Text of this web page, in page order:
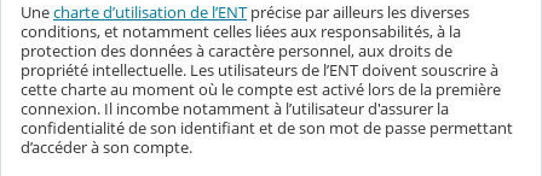
Unecharte d’utilisation de l’ENT précise par ailleurs les diverses
conditions, et notamment celles liées aux responsabilités, à la
protection des données à caractère personnel, aux droits de
propriété intellectuelle. Les utilisateurs de l’ENT doivent souscrire à
cette charte au moment où le compte est activé lors de la première
connexion. Il incombe notamment à l’utilisateur d'assurer la
confidentialité de son identifiant et de son mot de passe permettant
d’accéder à son compte.